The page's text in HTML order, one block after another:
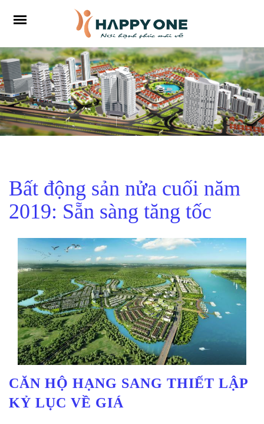
Bất động sản nửa cuối năm
2019: Sẵn sàng tăng tốc
CĂN HỘ HẠNG SANG THIẾT LẬP
KỶ LỤC VỀ GIÁ